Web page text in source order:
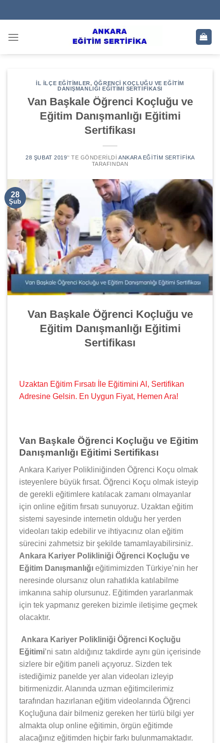
to
İL İLÇE EĞITIMLER, ÖĞRENCI KOÇLUĞU VE EĞITIM
DANIŞMANLIĞI EĞITIMI SERTIFIKASI
Van Başkale Öğrenci Koçluğu ve
Eğitim Danışmanlığı Eğitimi
Sertifikası
28 ŞUBAT 2019’' TE GÖNDERILDI ANKARA EĞITIM SERTIFIKA
TARAFINDAN
28
Şub
Van Başkale Öğrenci Koçluğu ve
Eğitim Danışmanlığı Eğitimi
Sertifikası
Uzaktan Eğitim Fırsatı İle Eğitimini Al, Sertifikan
Adresine Gelsin. En Uygun Fiyat, Hemen Ara!
Van Başkale Öğrenci Koçluğu ve Eğitim
Danışmanlığı Eğitimi Sertifikası
Ankara Kariyer Polikliniğinden Öğrenci Koçu olmak
isteyenlere büyük fırsat. Öğrenci Koçu olmak isteyip
de gerekli eğitimlere katılacak zamanı olmayanlar
için online eğitim fırsatı sunuyoruz. Uzaktan eğitim
sistemi sayesinde internetin olduğu her yerden
videoları takip edebilir ve ihtiyacınız olan eğitim
sürecini zahmetsiz bir şekilde tamamlayabilirsiniz.
Ankara Kariyer Polikliniği Öğrenci Koçluğu ve
Eğitim Danışmanlığı eğitimimizden Türkiye’nin her
neresinde olursanız olun rahatlıkla katılabilme
imkanına sahip olursunuz. Eğitimden yararlanmak
için tek yapmanız gereken bizimle iletişime geçmek
olacaktır.
Ankara Kariyer Polikliniği Öğrenci Koçluğu
Eğitimi’ni satın aldığınız takdirde aynı gün içerisinde
sizlere bir eğitim paneli açıyoruz. Sizden tek
istediğimiz panelde yer alan videoları izleyip
bitirmenizdir. Alanında uzman eğitimcilerimiz
tarafından hazırlanan eğitim videolarında Öğrenci
Koçluğuna dair bilmeniz gereken her türlü bilgi yer
almakta olup online eğitimin, örgün eğitimde
alacağınız eğitimden hiçbir farkı bulunmamaktadır.